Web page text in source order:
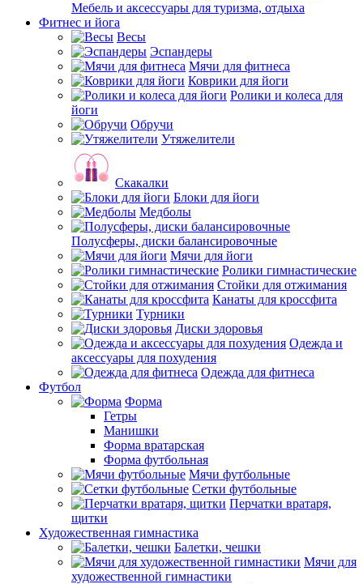
Мебель и аксессуары для туризма, отдыха
Фитнес и йога
Весы
Эспандеры
Мячи для фитнеса
Коврики для йоги
Ролики и колеса для
йоги
Обручи
Утяжелители
Скакалки
Блоки для йоги
Медболы
Полусферы, диски балансировочные
Мячи для йоги
Ролики гимнастические
Стойки для отжимания
Канаты для кроссфита
Турники
Диски здоровья
Одежда и
аксессуары для похудения
Одежда для фитнеса
Футбол
Форма
Гетры
Манишки
Форма вратарская
Форма футбольная
Мячи футбольные
Сетки футбольные
Перчатки вратаря,
щитки
Художественная гимнастика
Балетки, чешки
Мячи для
художественной гимнастики